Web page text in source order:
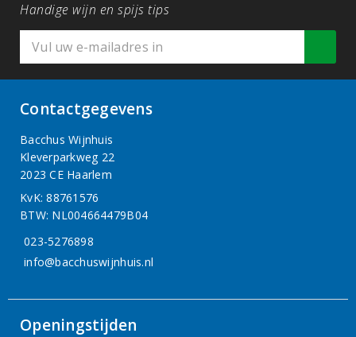
Handige wijn en spijs tips
Contactgegevens
Bacchus Wijnhuis
Kleverparkweg 22
2023 CE Haarlem
KvK: 88761576
BTW: NL004664479B04
023-5276898
info@bacchuswijnhuis.nl
Openingstijden